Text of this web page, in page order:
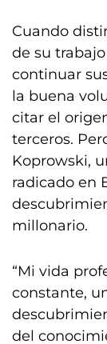
Cuando
de su
continuar
la buena
citar el
terceros.
Koprowski,
radicado en
millonario.
“Mi vida
constante,
del